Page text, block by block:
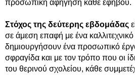
προσωπική αφήγηση κάθε εφήβου.
Στόχος της δεύτερης εβδομάδας
σε άμεση επαφή με ένα
δημιουργήσουν ένα προσωπικό
σφραγίδα και με τον τρόπο που οι
του θερινού σχολείου, κάθε